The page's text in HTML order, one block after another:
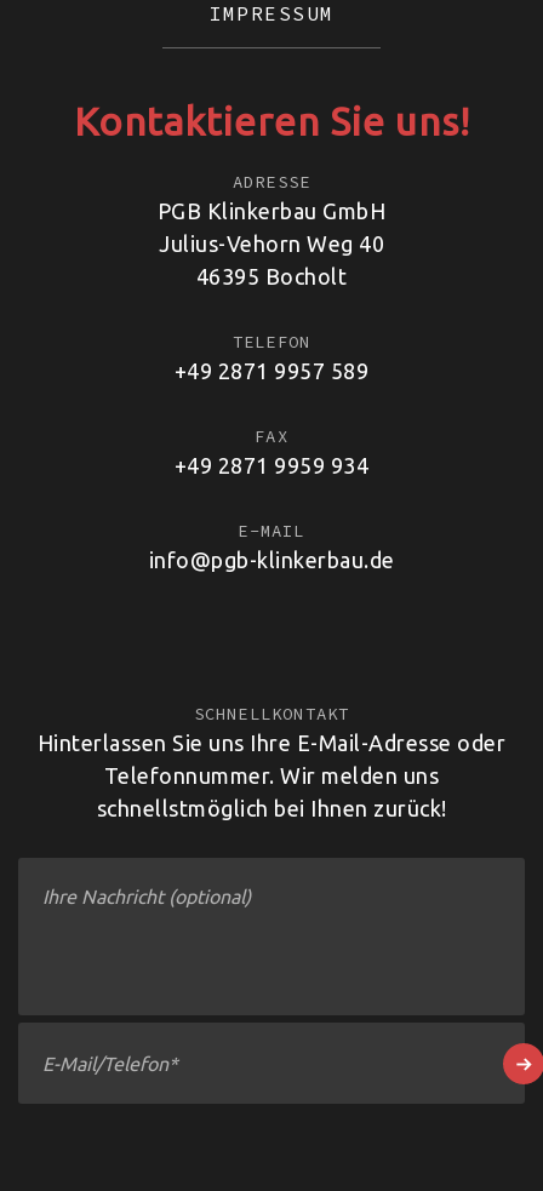
IMPRESSUM
Kontaktieren Sie uns!
ADRESSE
PGB Klinkerbau GmbH
Julius-Vehorn Weg 40
46395 Bocholt
TELEFON
+49 2871 9957 589
FAX
+49 2871 9959 934
E-MAIL
info@pgb-klinkerbau.de
SCHNELLKONTAKT
Hinterlassen Sie uns Ihre E-Mail-Adresse oder
Telefonnummer. Wir melden uns
schnellstmöglich bei Ihnen zurück!